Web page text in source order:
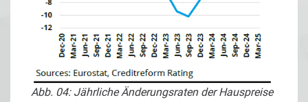
Abb. 04: Jährliche Änderungsraten der Hauspreise